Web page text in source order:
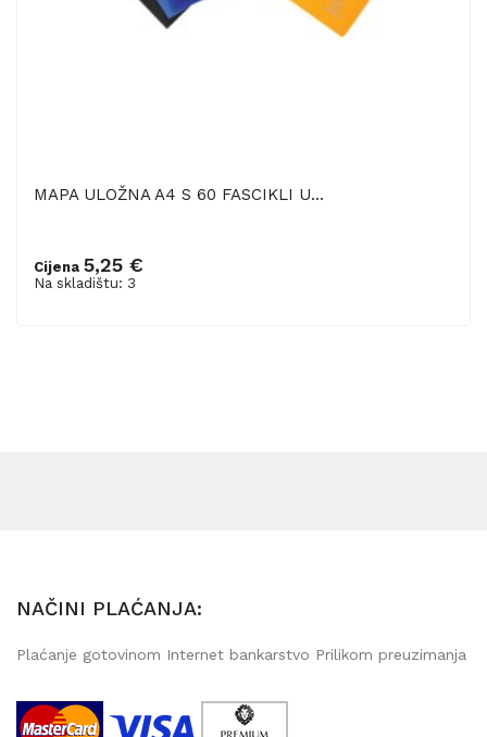
MAPA ULOŽNA A4 S 60 FASCIKLI U...
Cijena 5,25 €
Na skladištu: 3
Dodaj u košaricu
NAČINI PLAĆANJA:
Plaćanje gotovinom Internet bankarstvo Prilikom preuzimanja